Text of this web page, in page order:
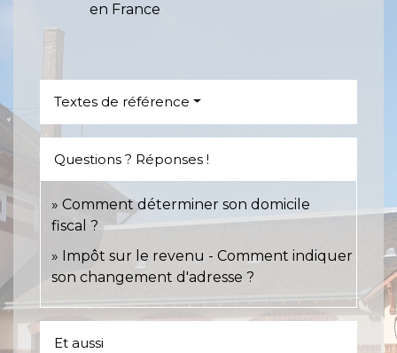
en France
Textes de référence
Questions ? Réponses !
Comment déterminer son domicile
fiscal ?
Impôt sur le revenu - Comment indiquer
son changement d'adresse ?
Et aussi